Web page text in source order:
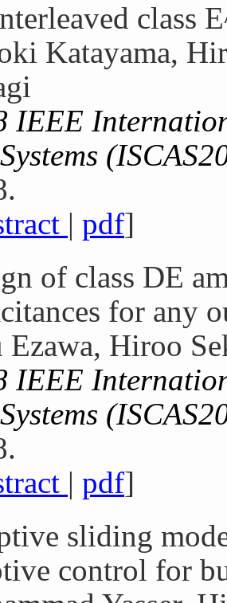
class
Katayama,
IEEE
| pdf]
of class DE
for any
Ezawa, Hiroo
IEEE
| pdf]
sliding
control for